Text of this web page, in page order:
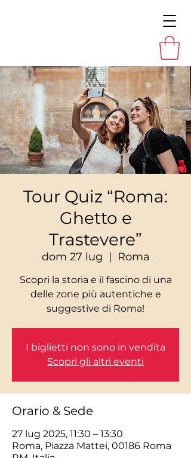
Tour Quiz “Roma:
Ghetto e
Trastevere”
dom 27 lug
  |
Roma
Scopri la storia e il fascino di una
delle zone più autentiche e
I biglietti non sono in vendita
Scopri gli altri eventi
Orario & Sede
27 lug 2025, 11:30 – 13:30
Roma, Piazza Mattei, 00186 Roma